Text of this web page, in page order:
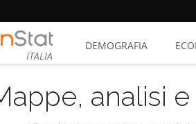
ITALIA
DEMOGRAFIA
analisi